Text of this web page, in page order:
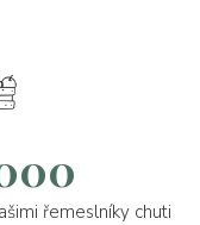
řemeslníky chuti